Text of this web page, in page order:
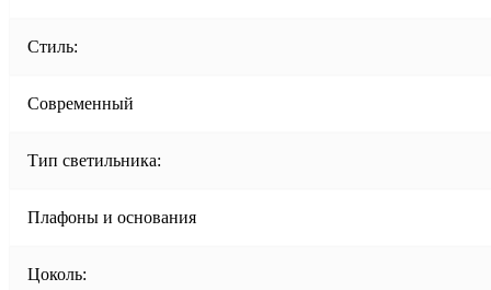
Стиль:
Современный
Тип светильника:
Плафоны и основания
Цоколь: